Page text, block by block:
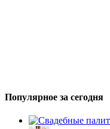
Популярное за сегодня